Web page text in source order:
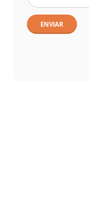
ENVIAR